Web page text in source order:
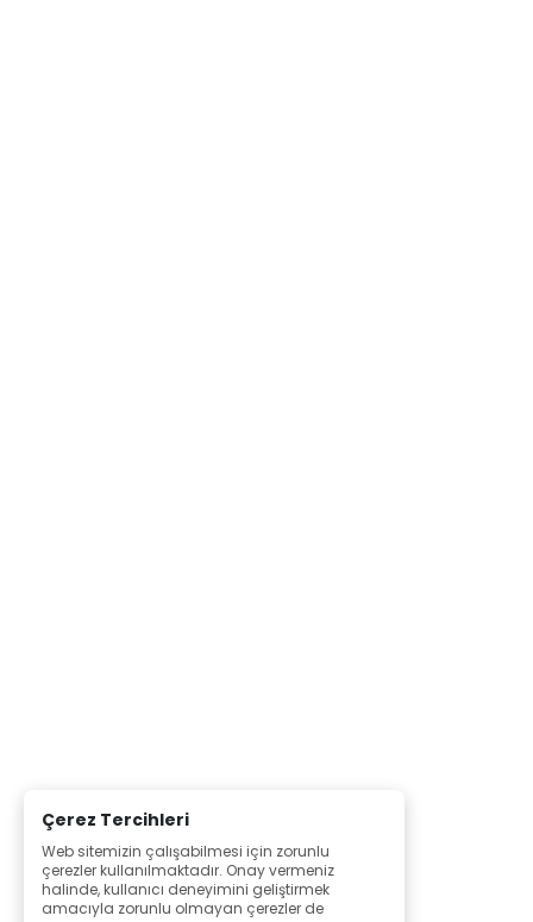
Çerez Tercihleri
Web sitemizin çalışabilmesi için zorunlu
çerezler kullanılmaktadır. Onay vermeniz
halinde, kullanıcı deneyimini geliştirmek
amacıyla zorunlu olmayan çerezler de